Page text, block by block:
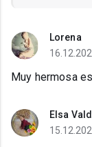
Lorena
Muy hermosa
Elsa